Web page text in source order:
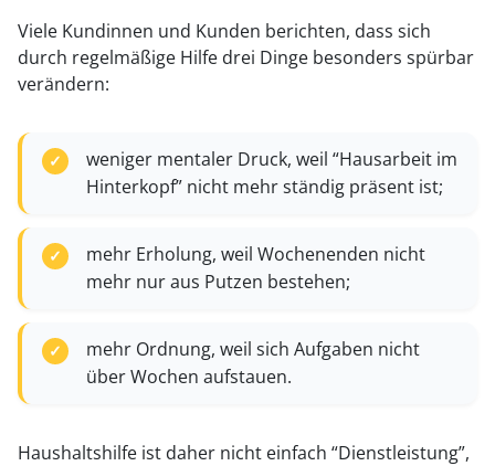
Viele Kundinnen und Kunden berichten, dass sich
durch regelmäßige Hilfe drei Dinge besonders spürbar
verändern:
weniger mentaler Druck, weil “Hausarbeit im
Hinterkopf” nicht mehr ständig präsent ist;
mehr Erholung, weil Wochenenden nicht
mehr nur aus Putzen bestehen;
mehr Ordnung, weil sich Aufgaben nicht
über Wochen aufstauen.
Haushaltshilfe ist daher nicht einfach “Dienstleistung”,